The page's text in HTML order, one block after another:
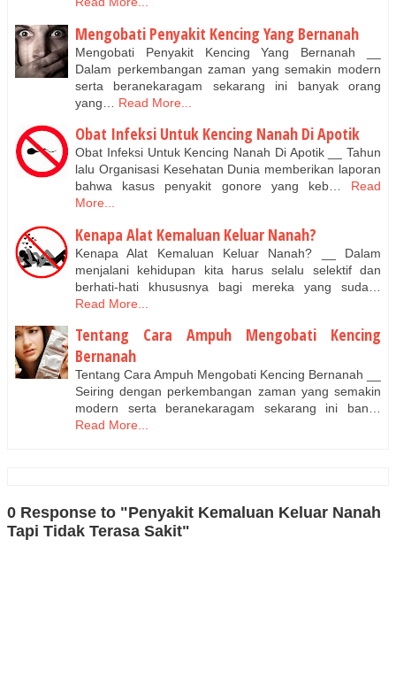
Mengobati Penyakit Kencing Yang Bernanah
Mengobati Penyakit Kencing Yang Bernanah __
Dalam perkembangan zaman yang semakin modern
serta beranekaragam sekarang ini banyak orang
yang…
Read More...
Obat Infeksi Untuk Kencing Nanah Di Apotik
Obat Infeksi Untuk Kencing Nanah Di Apotik __ Tahun
lalu Organisasi Kesehatan Dunia memberikan laporan
bahwa kasus penyakit gonore yang keb…
Read
More...
Kenapa Alat Kemaluan Keluar Nanah?
Kenapa Alat Kemaluan Keluar Nanah? __ Dalam
menjalani kehidupan kita harus selalu selektif dan
berhati-hati khususnya bagi mereka yang suda…
Read More...
Tentang Cara Ampuh Mengobati Kencing
Bernanah
Tentang Cara Ampuh Mengobati Kencing Bernanah __
Seiring dengan perkembangan zaman yang semakin
modern serta beranekaragam sekarang ini ban…
Read More...
0 Response to "Penyakit Kemaluan Keluar Nanah
Tapi Tidak Terasa Sakit"